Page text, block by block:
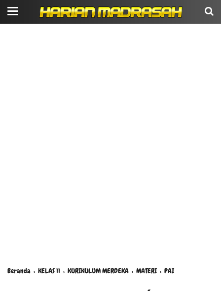
Beranda › KELAS 11 › KURIKULUM MERDEKA › MATERI › PAI